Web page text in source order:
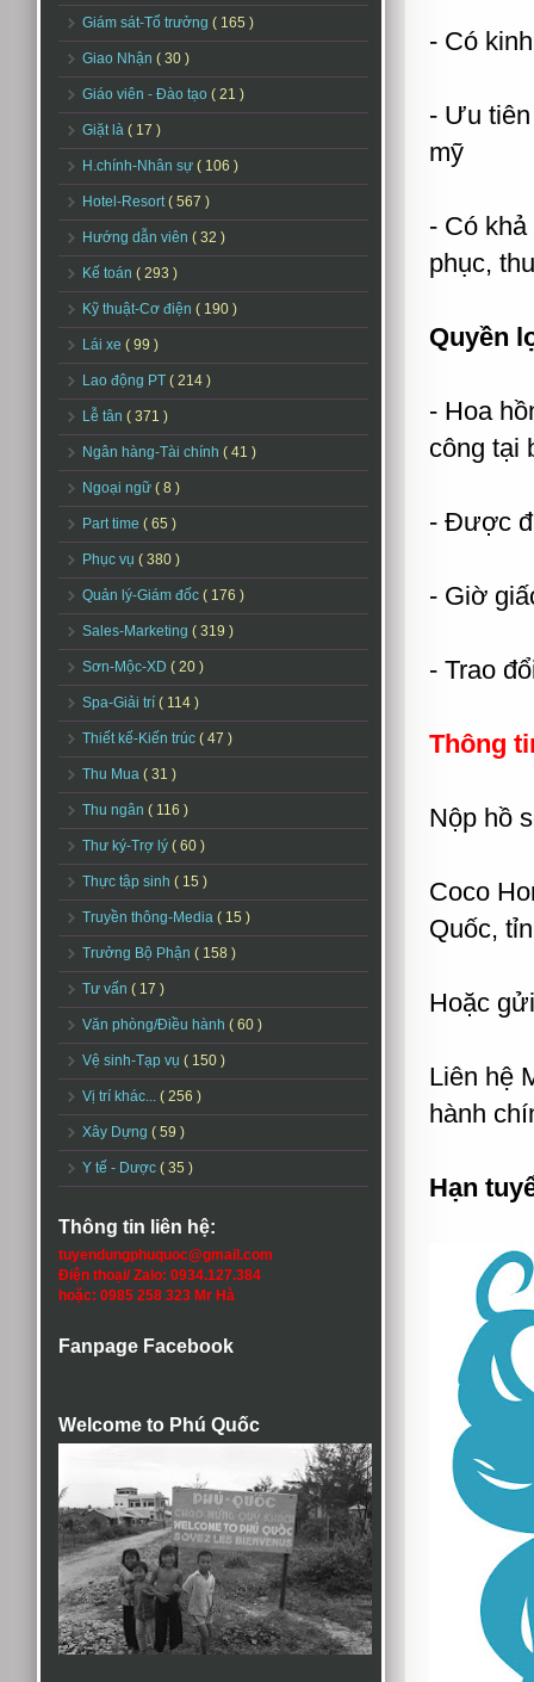
Giám sát-Tổ trưởng ( 165 )
Giao Nhận ( 30 )
Giáo viên - Đào tạo ( 21 )
Giặt là ( 17 )
H.chính-Nhân sự ( 106 )
Hotel-Resort( 567 )
Hướng dẫn viên ( 32 )
Kế toán ( 293 )
Kỹ thuật-Cơ điện ( 190 )
Lái xe ( 99 )
Lao động PT ( 214 )
Lễ tân ( 371 )
Ngân hàng-Tài chính ( 41 )
Ngoại ngữ ( 8 )
Part time ( 65 )
Phục vụ ( 380 )
Quản lý-Giám đốc ( 176 )
Sales-Marketing ( 319 )
Sơn-Mộc-XD ( 20 )
Spa-Giải trí ( 114 )
Thiết kế-Kiến trúc ( 47 )
Thu Mua ( 31 )
Thu ngân ( 116 )
Thư ký-Trợ lý ( 60 )
Thực tập sinh ( 15 )
Truyền thông-Media ( 15 )
Trưởng Bộ Phận ( 158 )
Tư vấn ( 17 )
Văn phòng/Điều hành ( 60 )
Vệ sinh-Tạp vụ ( 150 )
Vị trí khác... ( 256 )
Xây Dựng ( 59 )
Y tế - Dược ( 35 )
Thông tin liên hệ:
tuyendungphuquoc@gmail.com
Điện thoại/ Zalo: 0934.127.384
hoặc: 0985 258 323 Mr Hà
Fanpage Facebook
Welcome to Phú Quốc
- Có
- Ưu
mỹ
- Có
phục,
Quyền
- Hoa
công tại
- Được
- Giờ
- Trao
Thông
Nộp hồ
Coco
Quốc,
Hoặc
Liên hệ
hành
Hạn